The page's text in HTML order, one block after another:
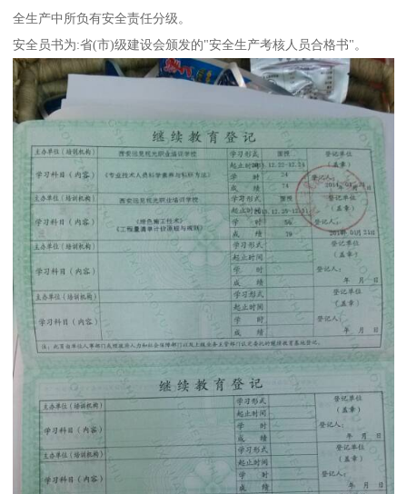
全生产中所负有安全责任分级。
安全员书为:省(市)级建设会颁发的"安全生产考核人员合格书"。